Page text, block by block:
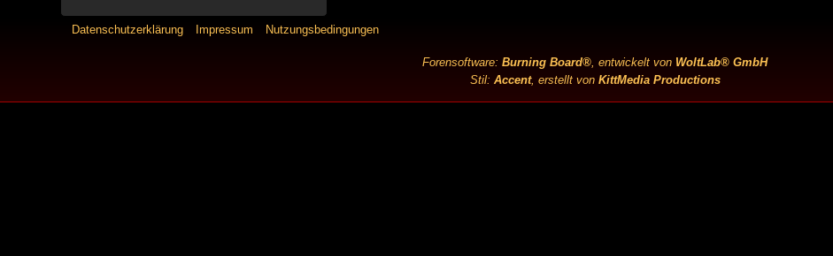
Datenschutzerklärung Impressum Nutzungsbedingungen
Forensoftware: Burning Board®, entwickelt von WoltLab® GmbH
Stil: Accent, erstellt von KittMedia Productions